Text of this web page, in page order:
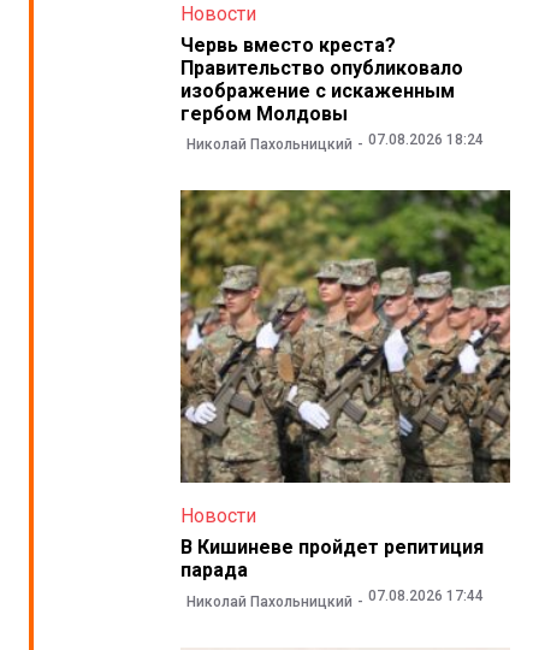
Новости
Червь вместо креста?
Правительство опубликовало
изображение с искаженным
гербом Молдовы
Николай Пахольницкий 07.08.2026 18:24
Новости
В Кишиневе пройдет репитиция
парада
Николай Пахольницкий 07.08.2026 17:44